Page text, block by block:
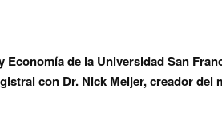
de la Universidad San
con Dr. Nick Meijer, creador del